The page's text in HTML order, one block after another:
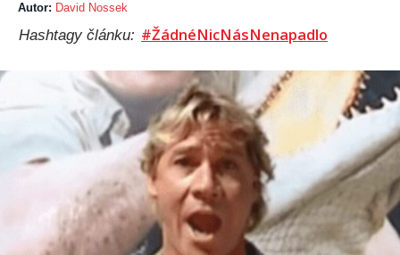
Autor: David Nossek
Hashtagy článku: #ŽádnéNicNásNenapadlo